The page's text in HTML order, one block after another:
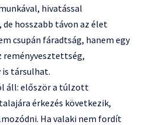
hivatással
hosszabb távon az élet
csupán fáradtság, hanem egy
reményvesztettség,
társulhat.
áll: először a túlzott
érkezés következik,
Ha valaki nem fordít